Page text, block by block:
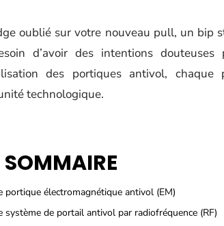
oublié sur votre nouveau pull, un bip
d’avoir des intentions
des portiques antivol,
technologique.
SOMMAIRE
portique électromagnétique antivol (EM)
système de portail antivol par radiofréquence (RF)